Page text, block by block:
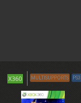
X360 MULTISUPPORTS PS3